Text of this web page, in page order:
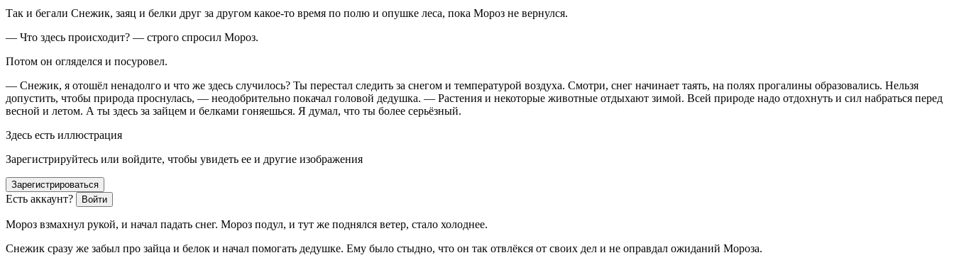
Так и бегали Снежик, заяц и белки друг за другом какое-то время по полю и опушке леса, пока Мороз не вернулся.
— Что здесь происходит? — строго спросил Мороз.
Потом он огляделся и посуровел.
— Снежик, я отошёл ненадолго и что же здесь случилось? Ты перестал следить за снегом и температурой воздуха. Смотри, снег начинает таять, на полях прогалины образовались. Нельзя
допустить, чтобы природа проснулась, — неодобрительно покачал головой дедушка. — Растения и некоторые животные отдыхают зимой. Всей природе надо отдохнуть и сил набраться перед
весной и летом. А ты здесь за зайцем и белками гоняешься. Я думал, что ты более серьёзный.
Здесь есть иллюстрация
Зарегистрируйтесь или войдите, чтобы увидеть ее и другие изображения
Зарегистрироваться
Есть аккаунт? Войти
Мороз взмахнул рукой, и начал падать снег. Мороз подул, и тут же поднялся ветер, стало холоднее.
Снежик сразу же забыл про зайца и белок и начал помогать дедушке. Ему было стыдно, что он так отвлёкся от своих дел и не оправдал ожиданий Мороза.